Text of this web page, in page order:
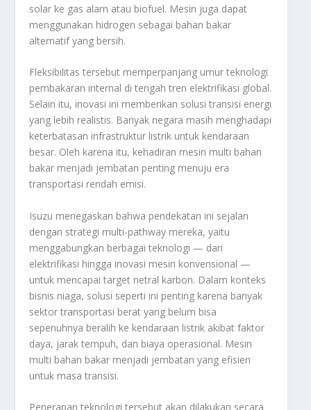
solar ke gas alam atau biofuel. Mesin juga dapat
menggunakan hidrogen sebagai bahan bakar
alternatif yang bersih.
Fleksibilitas tersebut memperpanjang umur teknologi
pembakaran internal di tengah tren elektrifikasi global.
Selain itu, inovasi ini memberikan solusi transisi energi
yang lebih realistis. Banyak negara masih menghadapi
keterbatasan infrastruktur listrik untuk kendaraan
besar. Oleh karena itu, kehadiran mesin multi bahan
bakar menjadi jembatan penting menuju era
transportasi rendah emisi.
Isuzu menegaskan bahwa pendekatan ini sejalan
dengan strategi multi-pathway mereka, yaitu
menggabungkan berbagai teknologi — dari
elektrifikasi hingga inovasi mesin konvensional —
untuk mencapai target netral karbon. Dalam konteks
bisnis niaga, solusi seperti ini penting karena banyak
sektor transportasi berat yang belum bisa
sepenuhnya beralih ke kendaraan listrik akibat faktor
daya, jarak tempuh, dan biaya operasional. Mesin
multi bahan bakar menjadi jembatan yang efisien
untuk masa transisi.
Penerapan teknologi tersebut akan dilakukan secara